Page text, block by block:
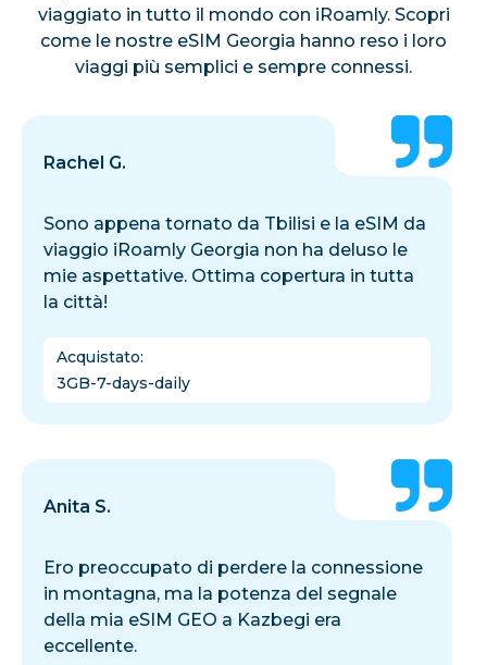
viaggiato in tutto il mondo con iRoamly. Scopri
come le nostre eSIM Georgia hanno reso i loro
viaggi più semplici e sempre connessi.
Rachel G.
Sono appena tornato da Tbilisi e la eSIM da
viaggio iRoamly Georgia non ha deluso le
mie aspettative. Ottima copertura in tutta
la città!
Acquistato:
3GB-7-days-daily
Anita S.
Ero preoccupato di perdere la connessione
in montagna, ma la potenza del segnale
della mia eSIM GEO a Kazbegi era
eccellente.